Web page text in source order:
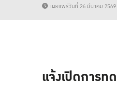
เผยแพร่วันที่ 26 มีนาคม 2569
แจ้งเปิดการท